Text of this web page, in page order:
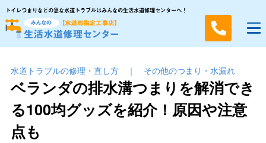
トイレつまりなどの急な水道トラブルはみんなの生活水道修理センターへ！
水道トラブルの修理・直し方｜ その他のつまり・⽔漏れ
ベランダの排水溝つまりを解消でき
る100均グッズを紹介！原因や注意
点も